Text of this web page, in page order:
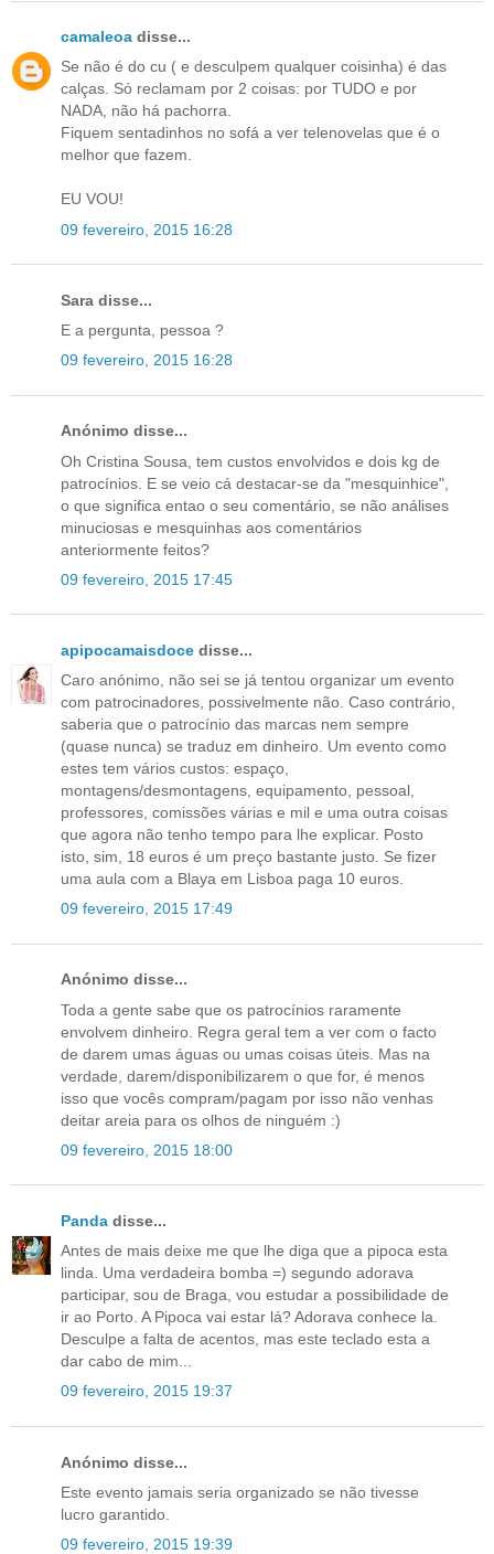
camaleoa disse...
Se não é do cu ( e desculpem qualquer coisinha) é das
calças. Só reclamam por 2 coisas: por TUDO e por
NADA, não há pachorra.
Fiquem sentadinhos no sofá a ver telenovelas que é o
melhor que fazem.
EU VOU!
09 fevereiro, 2015 16:28
Sara disse...
E a pergunta, pessoa ?
09 fevereiro, 2015 16:28
Anónimo disse...
Oh Cristina Sousa, tem custos envolvidos e dois kg de
patrocínios. E se veio cá destacar-se da "mesquinhice",
o que significa entao o seu comentário, se não análises
minuciosas e mesquinhas aos comentários
anteriormente feitos?
09 fevereiro, 2015 17:45
apipocamaisdoce disse...
Caro anónimo, não sei se já tentou organizar um evento
com patrocinadores, possivelmente não. Caso contrário,
saberia que o patrocínio das marcas nem sempre
(quase nunca) se traduz em dinheiro. Um evento como
estes tem vários custos: espaço,
montagens/desmontagens, equipamento, pessoal,
professores, comissões várias e mil e uma outra coisas
que agora não tenho tempo para lhe explicar. Posto
isto, sim, 18 euros é um preço bastante justo. Se fizer
uma aula com a Blaya em Lisboa paga 10 euros.
09 fevereiro, 2015 17:49
Anónimo disse...
Toda a gente sabe que os patrocínios raramente
envolvem dinheiro. Regra geral tem a ver com o facto
de darem umas águas ou umas coisas úteis. Mas na
verdade, darem/disponibilizarem o que for, é menos
isso que vocês compram/pagam por isso não venhas
deitar areia para os olhos de ninguém :)
09 fevereiro, 2015 18:00
Panda disse...
Antes de mais deixe me que lhe diga que a pipoca esta
linda. Uma verdadeira bomba =) segundo adorava
participar, sou de Braga, vou estudar a possibilidade de
ir ao Porto. A Pipoca vai estar lá? Adorava conhece la.
Desculpe a falta de acentos, mas este teclado esta a
dar cabo de mim...
09 fevereiro, 2015 19:37
Anónimo disse...
Este evento jamais seria organizado se não tivesse
lucro garantido.
09 fevereiro, 2015 19:39